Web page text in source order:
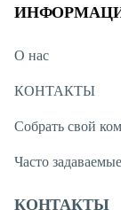
О нас
КОНТАКТЫ
Собрать свой
Часто
КОНТАКТЫ